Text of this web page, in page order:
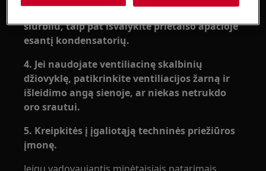
siurbliu, taip pat išvalykite prietaiso apačioje
esantį kondensatorių.
4. Jei naudojate ventiliacinę skalbinių
džiovyklę, patikrinkite ventiliacijos žarną ir
išleidimo angą sienoje, ar niekas netrukdo
oro srautui.
5. Kreipkitės į įgaliotąją techninės priežiūros
įmonę.